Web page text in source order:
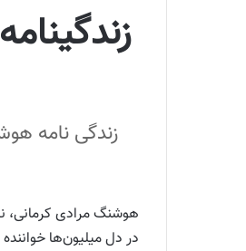
زندگی نامه
هوشنگ مرادی کرمانی،
در دل میلیون‌ها